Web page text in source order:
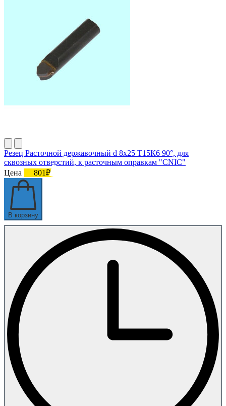
Резец Расточной державочный d 8х25 Т15К6 90°, для
сквозных отверстий, к расточным оправкам "CNIC"
Цена
801₽
В корзину